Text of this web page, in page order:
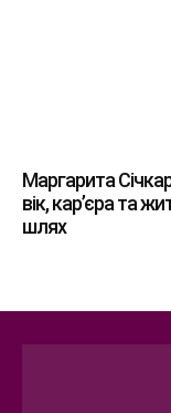
Маргарита
вік, кар’єра та
шлях